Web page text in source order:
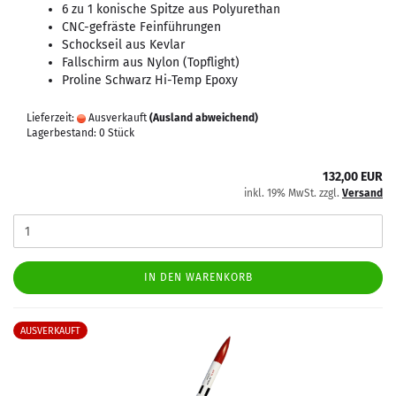
6 zu 1 konische Spitze aus Polyurethan
CNC-gefräste Feinführungen
Schockseil aus Kevlar
Fallschirm aus Nylon (Topflight)
Proline Schwarz Hi-Temp Epoxy
Lieferzeit: Ausverkauft (Ausland abweichend)
Lagerbestand: 0 Stück
132,00 EUR
inkl. 19% MwSt. zzgl. Versand
IN DEN WARENKORB
AUSVERKAUFT